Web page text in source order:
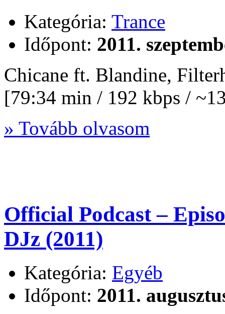
Kategória: Trance
Időpont: 2011.
Chicane ft. Blandine,
[79:34 min / 192 kbps /
» Tovább olvasom
Official Podcast –
DJz (2011)
Kategória: Egyéb
Időpont: 2011.